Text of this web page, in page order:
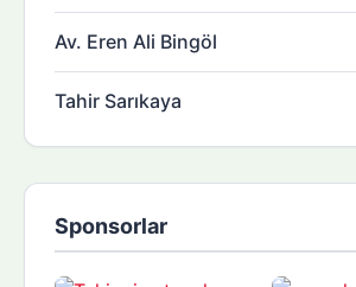
Av. Eren Ali Bingöl
Tahir Sarıkaya
Sponsorlar